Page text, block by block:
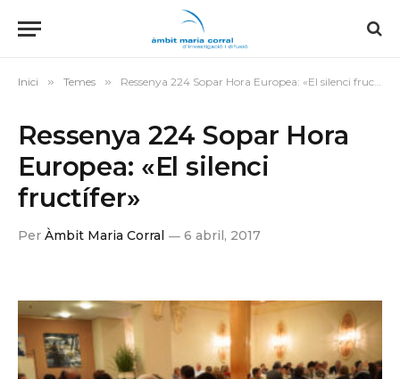
Inici » Temes » Ressenya 224 Sopar Hora Europea: «El silenci fructífer»
Ressenya 224 Sopar Hora
Europea: «El silenci
fructífer»
Per Àmbit Maria Corral 6 abril, 2017